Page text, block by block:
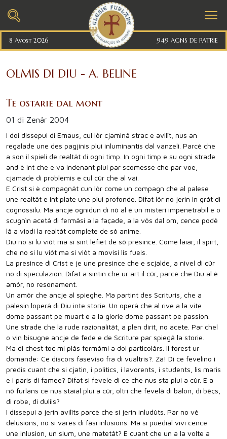
8 Avost 2026 949 AGNS DE PATRIE
OLMIS DI DIU - A. BELINE
Te ostarie dal mont
01 di Zenâr 2004
I doi dissepui di Emaus, cul lôr cjaminâ strac e avilît, nus an
regalade une des pagjinis plui inluminantis dal vanzeli. Parcè che
a son il spieli de realtât di ogni timp. In ogni timp e su ogni strade
and è int che e va indenant plui par scomesse che par voe,
cjamade di problemis e cul cûr che al vai.
E Crist si è compagnât cun lôr come un compagn che al palese
une realtât e int plate une plui profonde. Difat lôr no jerin in grât di
cognossilu. Ma ancje ognidun di nô al è un misteri impenetrabil e o
scugnìn acetâ di fermâsi a la façade, a la vôs dal om, cence podê
lâ a viodi la realtât complete de sô anime.
Diu no si lu viôt ma si sint lefiet de sô presince. Come laiar, il spirt,
che no si lu viôt ma si viôt a movisi lis fueis.
La presince di Crist e je une presince che e scjalde, a nivel di cûr
no di speculazion. Difat a sintin che ur art il cûr, parcè che Diu al è
amôr, no resonament.
Un amôr che ancje al spieghe. Ma partint des Scrituris, che a
palesin loperâ di Diu inte storie. Un operâ che al rive a la vite
dome passant pe muart e a la glorie dome passant pe passion.
Une strade che la rude razionalitât, a plen dirit, no acete. Par chel
o vin bisugne ancje de fede e de Scriture par spiegâ la storie.
Ma di chest toc mi plâs fermâmi a doi particolârs. Il forest ur
domande: Ce discors faseviso fra di vualtris?. Za! Di ce fevelino i
predis cuant che si cjatin, i politics, i lavorents, i students, lis maris
e i paris di famee? Difat si fevele di ce che nus sta plui a cûr. E a
nô furlans ce nus staial plui a cûr, oltri che fevelâ di balon, di bêçs,
di robe, di duliis?
I dissepui a jerin avilîts parcè che si jerin inludûts. Par no vê
delusions, no si vares di fâsi inlusions. Ma si puedial vivi cence
une inlusion, un sium, une matetât? E cuant che un a la volte a